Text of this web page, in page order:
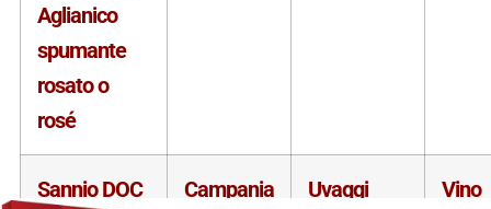
Aglianico
spumante
rosato o
rosé
Sannio DOC
Campania
Uvaggi
Vino